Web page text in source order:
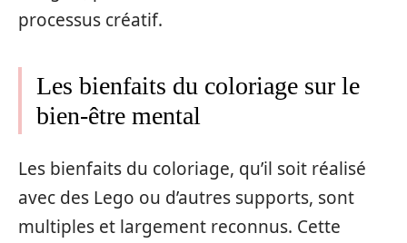
processus créatif.
Les bienfaits du coloriage sur le
bien-être mental
Les bienfaits du coloriage, qu’il soit réalisé
avec des Lego ou d’autres supports, sont
multiples et largement reconnus. Cette